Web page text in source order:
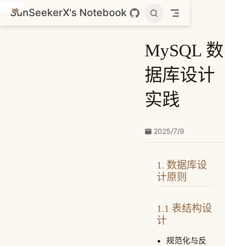
跳
至
SunSeekerX's Notebook
MySQL 数
据库设计
实践
2025/7/9
1. 数据库设
计原则
1.1 表结构设
计
规范化与反